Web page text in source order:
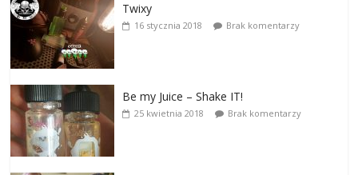
Twixy
16 stycznia 2018 Brak komentarzy
Be my Juice – Shake IT!
25 kwietnia 2018 Brak komentarzy